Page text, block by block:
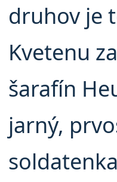
druhov je
Kvetenu
šarafín
jarný,